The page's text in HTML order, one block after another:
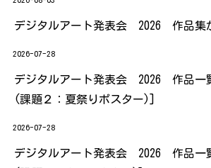
デジタルアート発表会 2026 作品集
2026-07-28
デジタルアート発表会 2026 作品
(課題２：夏祭りポスター)]
2026-07-28
デジタルアート発表会 2026 作品